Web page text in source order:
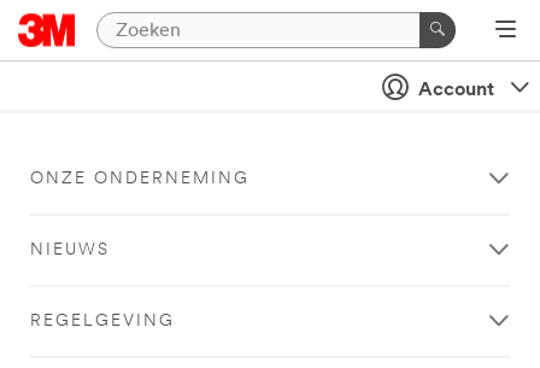
Account
ONZE ONDERNEMING
NIEUWS
REGELGEVING